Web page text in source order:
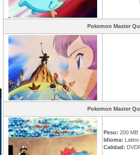
Pokemon Master
Pokemon Master
Peso: 200 MB
Idioma:
Calidad: